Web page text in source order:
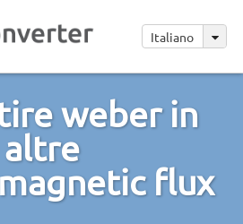
Italiano
weber in
altre
flux